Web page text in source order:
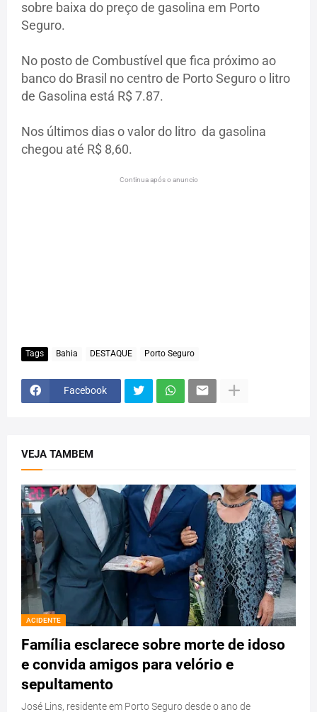
sobre baixa do preço de gasolina em Porto
Seguro.
No posto de Combustível que fica próximo ao
banco do Brasil no centro de Porto Seguro o litro
de Gasolina está R$ 7.87.
Nos últimos dias o valor do litro da gasolina
chegou até R$ 8,60.
Continua após o anuncio
Tags Bahia DESTAQUE Porto Seguro
Facebook
VEJA TAMBEM
ACIDENTE
Família esclarece sobre morte de idoso
e convida amigos para velório e
sepultamento
José Lins, residente em Porto Seguro desde o ano de